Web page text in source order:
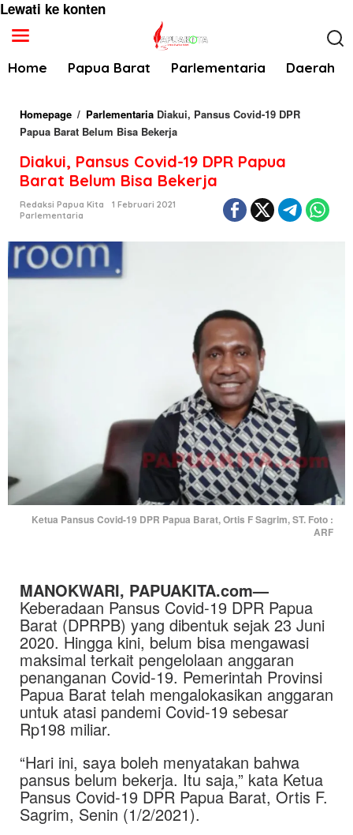
Lewati ke konten
Home Papua Barat Parlementaria Daerah
Homepage / Parlementaria Diakui, Pansus Covid-19 DPR
Papua Barat Belum Bisa Bekerja
Diakui, Pansus Covid-19 DPR Papua
Barat Belum Bisa Bekerja
Redaksi Papua Kita
1 Februari 2021
Parlementaria
Ketua Pansus Covid-19 DPR Papua Barat, Ortis F Sagrim, ST. Foto :
ARF
MANOKWARI, PAPUAKITA.com—
Keberadaan Pansus Covid-19 DPR Papua
Barat (DPRPB) yang dibentuk sejak 23 Juni
2020. Hingga kini, belum bisa mengawasi
maksimal terkait pengelolaan anggaran
penanganan Covid-19. Pemerintah Provinsi
Papua Barat telah mengalokasikan anggaran
untuk atasi pandemi Covid-19 sebesar
Rp198 miliar.
“Hari ini, saya boleh menyatakan bahwa
pansus belum bekerja. Itu saja,” kata Ketua
Pansus Covid-19 DPR Papua Barat, Ortis F.
Sagrim, Senin (1/2/2021).